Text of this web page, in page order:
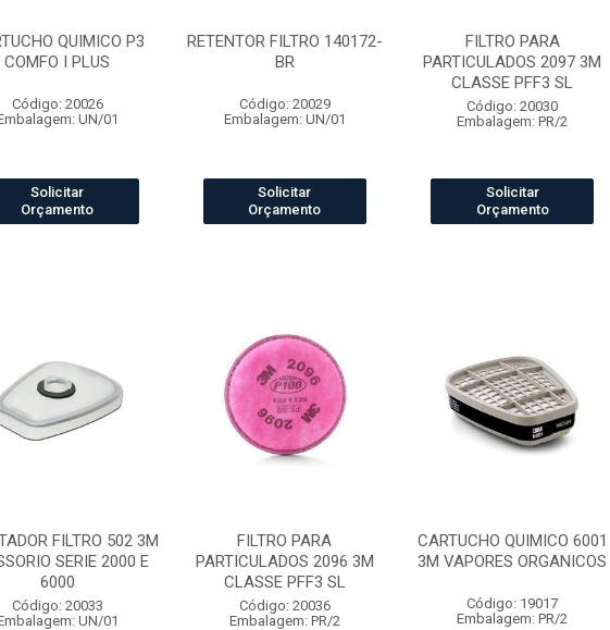
QUIMICO P3
COMFO I PLUS
Código: 20026
UN/01
Solicitar
Orçamento
RETENTOR FILTRO 140172-
BR
Código: 20029
Embalagem: UN/01
Solicitar
Orçamento
FILTRO PARA
PARTICULADOS 2097 3M
CLASSE PFF3 SL
Código: 20030
Embalagem: PR/2
Solicitar
Orçamento
FILTRO 502 3M
SERIE 2000 E
6000
Código: 20033
UN/01
FILTRO PARA
PARTICULADOS 2096 3M
CLASSE PFF3 SL
Código: 20036
Embalagem: PR/2
CARTUCHO QUIMICO 6001
3M VAPORES ORGANICOS
Código: 19017
Embalagem: PR/2